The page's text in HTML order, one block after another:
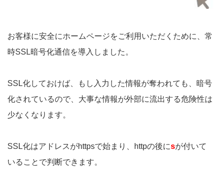
お客様に安全にホームページをご利用いただくために、常
時SSL暗号化通信を導入しました。
SSL化しておけば、もし入力した情報が奪われても、暗号
化されているので、大事な情報が外部に流出する危険性は
少なくなります。
SSL化はアドレスがhttpsで始まり、httpの後にsが付いて
いることで判断できます。